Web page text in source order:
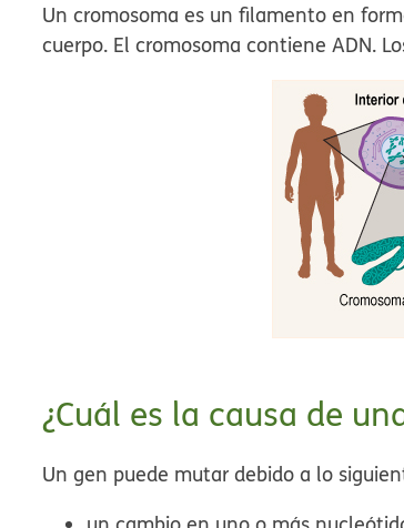
Un cromosoma es un filamento en
cuerpo. El cromosoma contiene ADN.
¿Cuál es la causa de
Un gen puede mutar debido a lo